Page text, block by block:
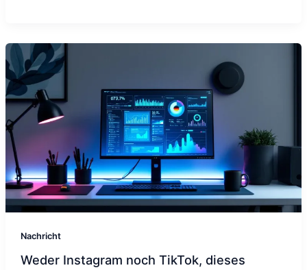
Nachricht
Weder Instagram noch TikTok, dieses